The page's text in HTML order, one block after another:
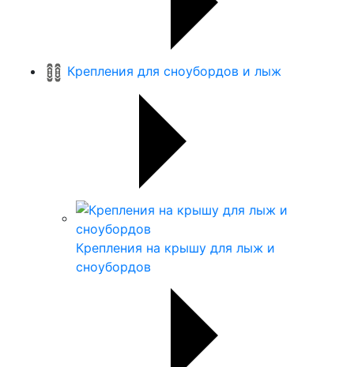
Крепления для сноубордов и лыж
Крепления на крышу для лыж и
сноубордов